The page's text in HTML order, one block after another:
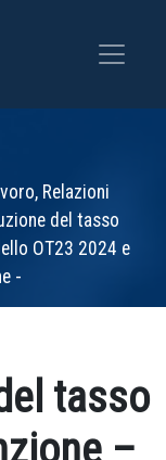
Relazioni
del tasso
OT23 2024 e
-
tasso
–